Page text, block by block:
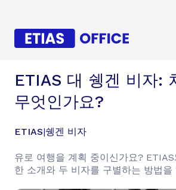
ETIAS 대 쉥겐 비자:
무엇인가요?
ETIAS|쉥겐 비자
유로 여행을 계획 중이신가요?
한 소개와 두 비자를 구별하는 방법을